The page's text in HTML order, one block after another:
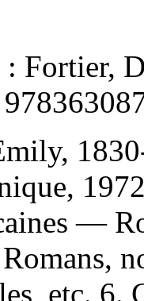
: Fortier,
—
etc.